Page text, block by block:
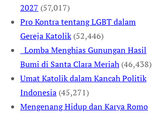
2027 (57,017)
Pro Kontra tentang LGBT dalam
Gereja Katolik (52,446)
Lomba Menghias Gunungan Hasil
Bumi di Santa Clara Meriah (46,438)
Umat Katolik dalam Kancah Politik
Indonesia (45,271)
Mengenang Hidup dan Karya Romo